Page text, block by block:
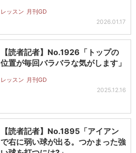
レッスン 月刊GD
2026.01.17
【読者記者】No.1926「トップの
位置が毎回バラバラな気がします」
レッスン 月刊GD
2025.12.16
【読者記者】No.1895「アイアン
で右に弱い球が出る。つかまった強